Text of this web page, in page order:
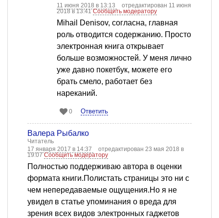
11 июня 2018 в 13:13
отредактирован 11 июня
2018 в 13:41Сообщить модератору
Mihail Denisov, согласна, главная
роль отводится содержанию. Просто
электронная книга открывает
больше возможностей. У меня лично
уже давно покетбук, можете его
брать смело, работает без
нареканий.
0 Ответить
Валера Рыбалко
Читатель
17 января 2017 в 14:37
отредактирован 23 мая 2018 в
19:07Сообщить модератору
Полностью поддерживаю автора в оценки
формата книги.Полистать страницы это ни с
чем непередаваемые ощущения.Но я не
увидел в статье упоминания о вреда для
зрения всех видов электронных гаджетов